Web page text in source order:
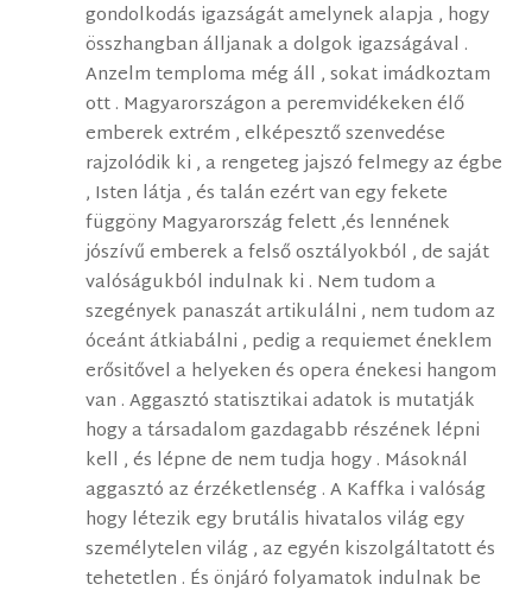
gondolkodás igazságát amelynek alapja , hogy
összhangban álljanak a dolgok igazságával .
Anzelm temploma még áll , sokat imádkoztam
ott . Magyarországon a peremvidékeken élő
emberek extrém , elképesztő szenvedése
rajzolódik ki , a rengeteg jajszó felmegy az égbe
, Isten látja , és talán ezért van egy fekete
függöny Magyarország felett ,és lennének
jószívű emberek a felső osztályokból , de saját
valóságukból indulnak ki . Nem tudom a
szegények panaszát artikulálni , nem tudom az
óceánt átkiabálni , pedig a requiemet éneklem
erősitővel a helyeken és opera énekesi hangom
van . Aggasztó statisztikai adatok is mutatják
hogy a társadalom gazdagabb részének lépni
kell , és lépne de nem tudja hogy . Másoknál
aggasztó az érzéketlenség . A Kaffka i valóság
hogy létezik egy brutális hivatalos világ egy
személytelen világ , az egyén kiszolgáltatott és
tehetetlen . És önjáró folyamatok indulnak be